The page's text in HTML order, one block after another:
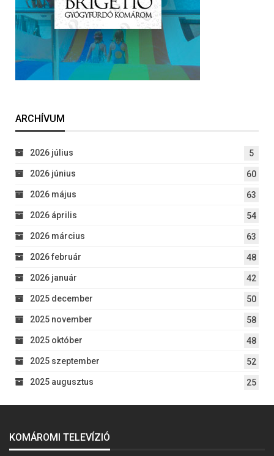
ARCHÍVUM
2026 július 5
2026 június 60
2026 május 63
2026 április 54
2026 március 63
2026 február 48
2026 január 42
2025 december 50
2025 november 58
2025 október 48
2025 szeptember 52
2025 augusztus 25
KOMÁROMI TELEVÍZIÓ